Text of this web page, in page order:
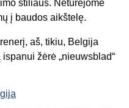
stiliaus. Neturėjome
į baudos aikštelę.
aš, tikiu, Belgija
žėrė „nieuwsblad“